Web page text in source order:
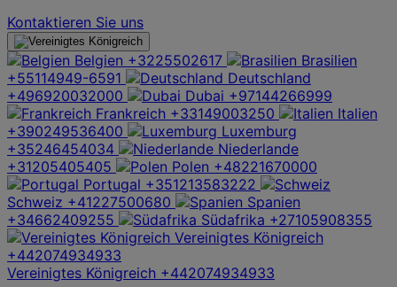
Kontaktieren Sie uns
Belgien +3225502617
Brasilien
+55114949-6591
Deutschland
+496920032000
Dubai +97144266999
Frankreich +33149003250
Italien
+390249536400
Luxemburg
+35246454034
Niederlande
+31205405405
Polen +48221670000
Portugal +351213583222
Schweiz +41227500680
Spanien
+34662409255
Südafrika +27105908355
Vereinigtes Königreich
+442074934933
Vereinigtes Königreich +442074934933